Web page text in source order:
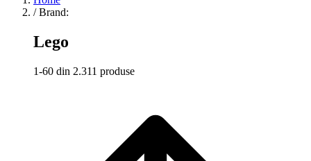
/ Brand:
Lego
1-60 din 2.311 produse